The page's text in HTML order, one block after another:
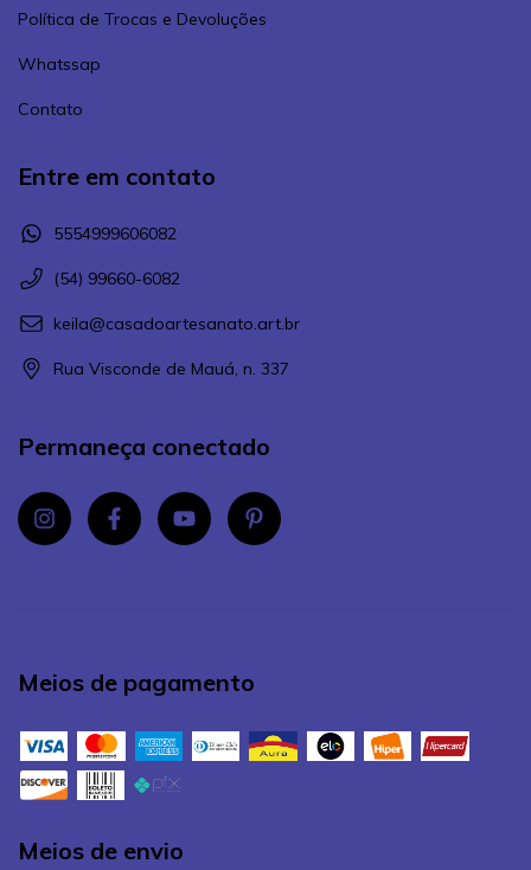
Política de Trocas e Devoluções
Whatssap
Contato
Entre em contato
5554999606082
(54) 99660-6082
keila@casadoartesanato.art.br
Rua Visconde de Mauá, n. 337
Permaneça conectado
Meios de pagamento
Meios de envio